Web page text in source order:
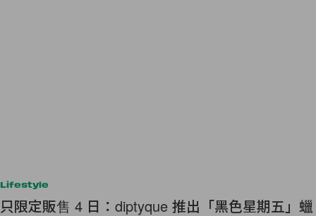
只限定販售 4 日：diptyque 推出「黑色星期五」蠟
燭，背後藏著暖心意義！